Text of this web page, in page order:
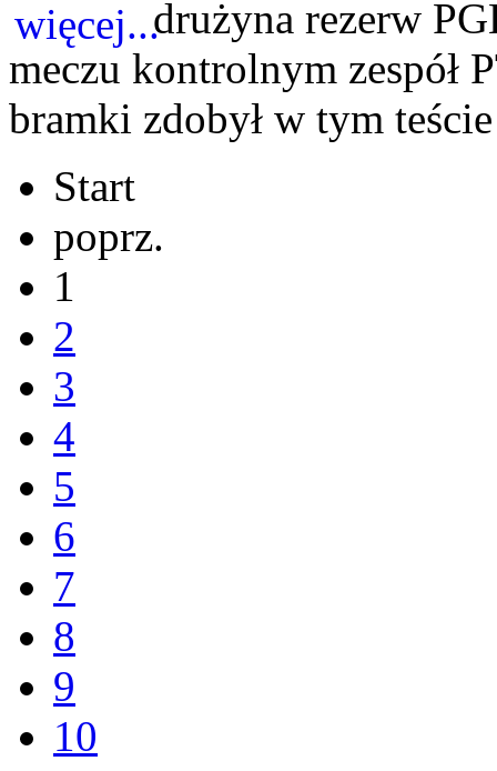
drużyna rezerw
meczu kontrolnym zespół
bramki zdobył w tym
Start
poprz.
1
2
3
4
5
6
7
8
9
10